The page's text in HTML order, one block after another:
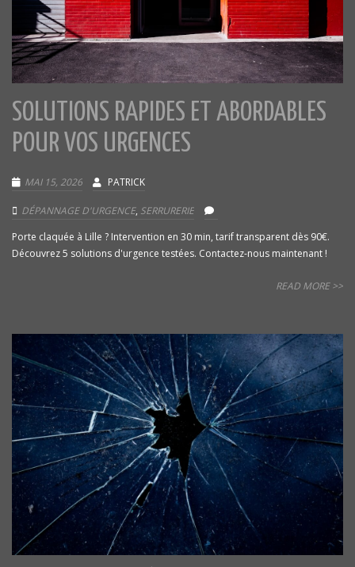
SOLUTIONS RAPIDES ET ABORDABLES
POUR VOS URGENCES
MAI 15, 2026 PATRICK
DÉPANNAGE D'URGENCE, SERRURERIE
Porte claquée à Lille ? Intervention en 30 min, tarif transparent dès 90€.
Découvrez 5 solutions d'urgence testées. Contactez-nous maintenant !
READ MORE >>